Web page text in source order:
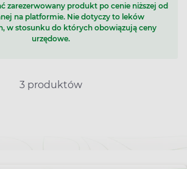
zarezerwowany produkt po cenie niższej od
na platformie. Nie dotyczy to leków
w stosunku do których obowiązują ceny
urzędowe.
3 produktów